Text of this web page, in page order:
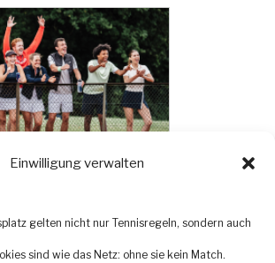
Einwilligung verwalten
gelten nicht nur Tennisregeln, sondern auch
sind wie das Netz: ohne sie kein Match.